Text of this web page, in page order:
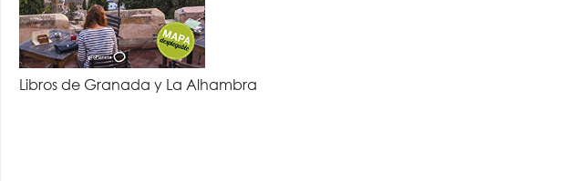
Libros de Granada y La Alhambra